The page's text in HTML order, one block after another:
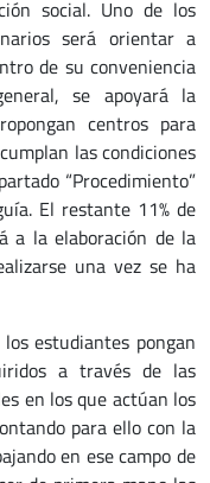
social. Uno de los
será orientar a
de su conveniencia
se apoyará la
centros para
las condiciones
“Procedimiento”
El restante 11% de
a la elaboración de la
una vez se ha
estudiantes pongan
a través de las
en los que actúan los
para ello con la
en ese campo de